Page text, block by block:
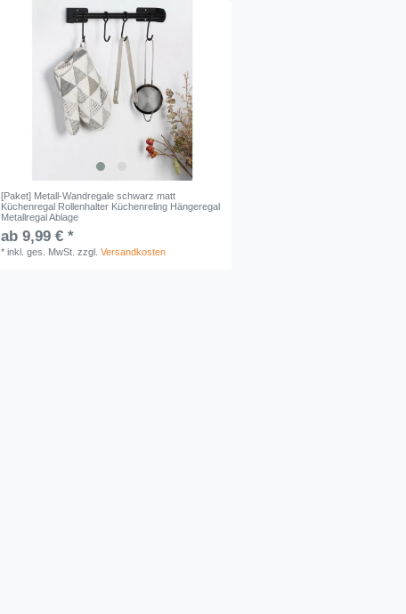
[Paket] Metall-Wandregale schwarz matt
Küchenregal Rollenhalter Küchenreling Hängeregal
Metallregal Ablage
ab 9,99 € *
*inkl. ges. MwSt. zzgl.Versandkosten